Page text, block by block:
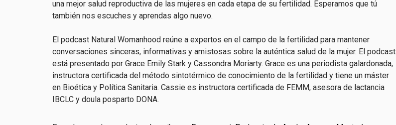
una mejor salud reproductiva de las mujeres en cada etapa de su fertilidad. Esperamos que tú
también nos escuches y aprendas algo nuevo.
El podcast Natural Womanhood reúne a expertos en el campo de la fertilidad para mantener
conversaciones sinceras, informativas y amistosas sobre la auténtica salud de la mujer. El podcast
está presentado por Grace Emily Stark y Cassondra Moriarty. Grace es una periodista galardonada,
instructora certificada del método sintotérmico de conocimiento de la fertilidad y tiene un máster
en Bioética y Política Sanitaria. Cassie es instructora certificada de FEMM, asesora de lactancia
IBCLC y doula posparto DONA.